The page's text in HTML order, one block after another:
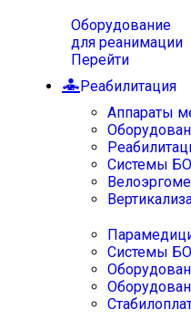
Оборудование
для реанимации
Перейти
Реабилитация
Аппараты
Системы
Системы